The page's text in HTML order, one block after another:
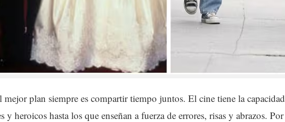
mejor plan siempre es compartir tiempo juntos. El cine tiene la
heroicos hasta los que enseñan a fuerza de errores, risas y abrazos. Por